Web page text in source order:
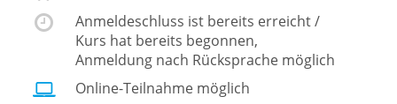
Anmeldeschluss ist bereits erreicht /
Kurs hat bereits begonnen,
Anmeldung nach Rücksprache möglich
Online-Teilnahme möglich